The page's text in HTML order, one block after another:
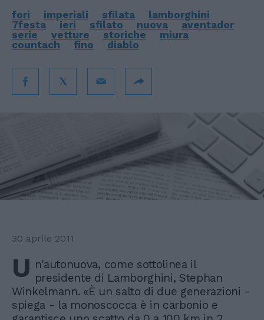
fori imperiali sfilata
lamborghini
7festa
ieri sfilato nuova
aventador
serie
vetture storiche
miura
countach
fino diablo
30 aprile 2011
U n'autonuova, come sottolinea il
presidente di Lamborghini, Stephan
Winkelmann. «È un salto di due generazioni -
spiega - la monoscocca è in carbonio e